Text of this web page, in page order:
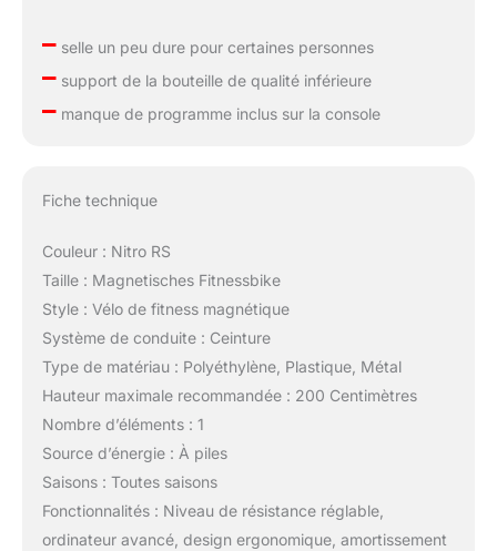
–selle un peu dure pour certaines personnes
–support de la bouteille de qualité inférieure
–manque de programme inclus sur la console
Fiche technique
Couleur : Nitro RS
Taille : Magnetisches Fitnessbike
Style : Vélo de fitness magnétique
Système de conduite : Ceinture
Type de matériau : Polyéthylène, Plastique, Métal
Hauteur maximale recommandée : 200 Centimètres
Nombre d’éléments : 1
Source d’énergie : À piles
Saisons : Toutes saisons
Fonctionnalités : Niveau de résistance réglable,
ordinateur avancé, design ergonomique, amortissement